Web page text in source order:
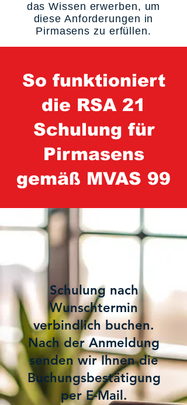
das Wissen erwerben, um
diese Anforderungen in
Pirmasens zu erfüllen.
So funktioniert
die RSA 21
Schulung für
Pirmasens
gemäß MVAS 99
Schulung nach
Wunschtermin
verbindlich buchen.
Nach der Anmeldung
senden wir Ihnen die
Buchungsbestätigung
per E-Mail.